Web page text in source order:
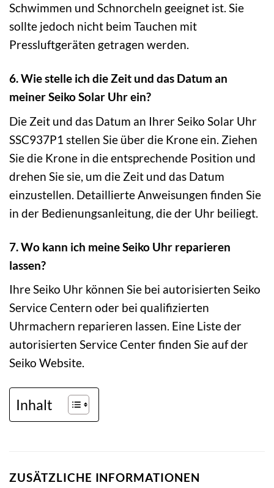
Schwimmen und Schnorcheln geeignet ist. Sie
sollte jedoch nicht beim Tauchen mit
Pressluftgeräten getragen werden.
6. Wie stelle ich die Zeit und das Datum an
meiner Seiko Solar Uhr ein?
Die Zeit und das Datum an Ihrer Seiko Solar Uhr
SSC937P1 stellen Sie über die Krone ein. Ziehen
Sie die Krone in die entsprechende Position und
drehen Sie sie, um die Zeit und das Datum
einzustellen. Detaillierte Anweisungen finden Sie
in der Bedienungsanleitung, die der Uhr beiliegt.
7. Wo kann ich meine Seiko Uhr reparieren
lassen?
Ihre Seiko Uhr können Sie bei autorisierten Seiko
Service Centern oder bei qualifizierten
Uhrmachern reparieren lassen. Eine Liste der
autorisierten Service Center finden Sie auf der
Seiko Website.
Inhalt
ZUSÄTZLICHE INFORMATIONEN